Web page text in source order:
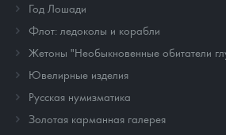
Год Лошади
Флот: ледоколы и корабли
Жетоны "Необыкновенные обитатели
Ювелирные изделия
Русская нумизматика
Золотая карманная галерея